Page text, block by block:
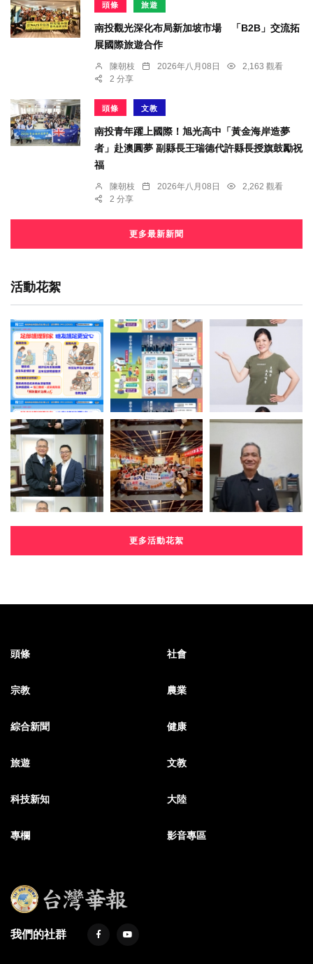
頭條 旅遊
南投觀光深化布局新加坡市場 「B2B」交流拓
展國際旅遊合作
陳朝枝 2026年八月08日
2,163 觀看
2 分享
頭條 文教
南投青年躍上國際！旭光高中「黃金海岸造夢
者」赴澳圓夢 副縣長王瑞德代許縣長授旗鼓勵祝
福
陳朝枝 2026年八月08日
2,262 觀看
2 分享
更多最新新聞
活動花絮
更多活動花絮
頭條 社會
宗教 農業
綜合新聞 健康
旅遊 文教
科技新知 大陸
專欄 影音專區
我們的社群